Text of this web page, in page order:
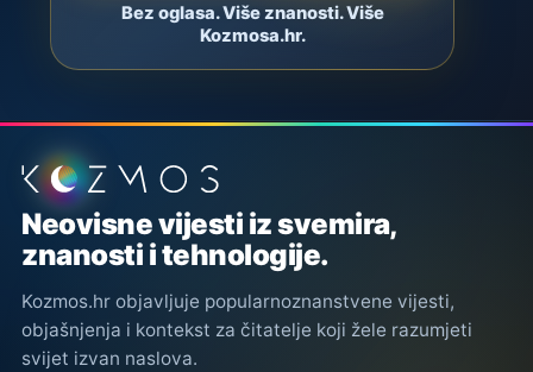
Bez oglasa. Više znanosti. Više
Kozmosa.hr.
Podnožje stranice
Neovisne vijesti iz svemira,
znanosti i tehnologije.
Kozmos.hr objavljuje popularnoznanstvene vijesti,
objašnjenja i kontekst za čitatelje koji žele razumjeti
svijet izvan naslova.